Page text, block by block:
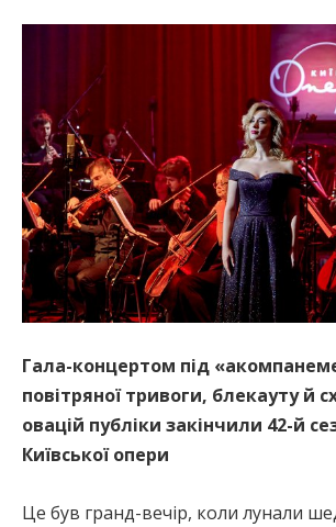
Гала-концертом під
повітряної тривоги, блекауту й
овацій публіки закінчили 42-й
Київської опери
Це був гранд-вечір, коли лунали